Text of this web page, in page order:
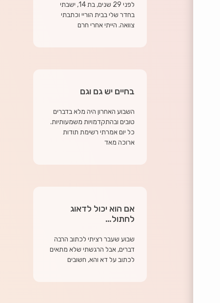
לפני 29 שנים, בת 14, ישבתי
בחדר שלי בבית הוריי וכתבתי
צוואה. הייתי אחרי חרם
בחיים יש גם וגם
השבוע האחרון היה מלא בדברים
טובים ובהתקדמויות משמעותיות.
כל יום אמרתי רשימת תודות
ארוכה מאד
אם הוא יכול לדאוג
לחתול…
שבוע שעבר רציתי לכתוב הרבה
דברים, אבל הרגשתי שלא מתאים
לכתוב על דא והא, חשובים